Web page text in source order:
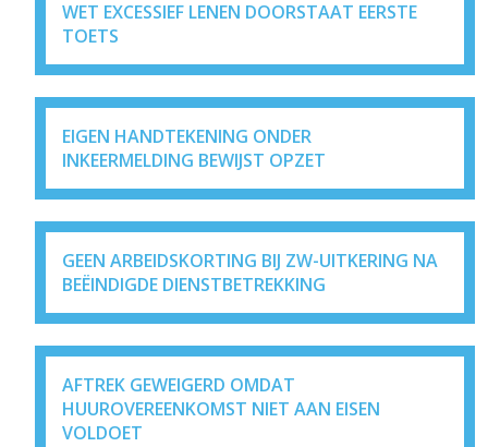
WET EXCESSIEF LENEN DOORSTAAT EERSTE
TOETS
EIGEN HANDTEKENING ONDER
INKEERMELDING BEWIJST OPZET
GEEN ARBEIDSKORTING BIJ ZW-UITKERING NA
BEËINDIGDE DIENSTBETREKKING
AFTREK GEWEIGERD OMDAT
HUUROVEREENKOMST NIET AAN EISEN
VOLDOET